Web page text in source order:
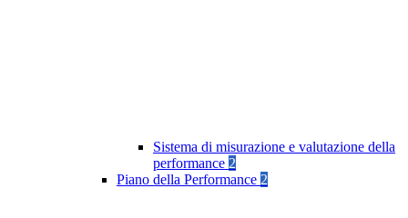
Sistema di misurazione e valutazione della
performance 2
Piano della Performance 2